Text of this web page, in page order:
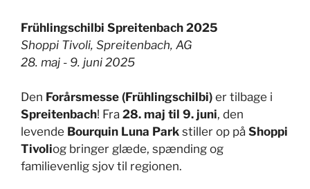
Frühlingschilbi Spreitenbach 2025
Shoppi Tivoli, Spreitenbach, AG
28. maj - 9. juni 2025
Den Forårsmesse (Frühlingschilbi) er tilbage i
Spreitenbach! Fra 28. maj til 9. juni, den
levende Bourquin Luna Park stiller op på Shoppi
Tivoliog bringer glæde, spænding og
familievenlig sjov til regionen.